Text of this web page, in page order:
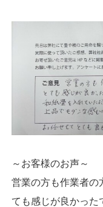
～お客様のお声～
営業の方も作業者の
ても感じが良かった